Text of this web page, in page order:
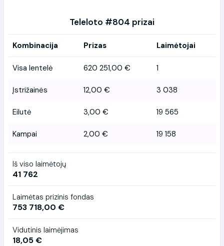
Teleloto #804 prizai
Kombinacija Prizas Laimėtojai
Visa lentelė 620 251,00 € 1
Įstrižainės 12,00 € 3 038
Eilutė 3,00 € 19 565
Kampai 2,00 € 19 158
Iš viso laimėtojų
41 762
Laimėtas prizinis fondas
753 718,00 €
Vidutinis laimėjimas
18,05 €